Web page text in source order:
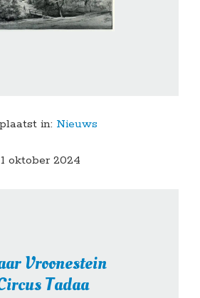
in: Nieuws
1 oktober 2024
Vroonestein
Tadaa